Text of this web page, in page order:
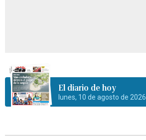
El diario de hoy
lunes, 10 de agosto de 2026